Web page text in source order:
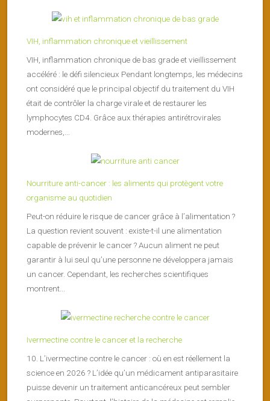
VIH, inflammation chronique et vieillissement
VIH, inflammation chronique de bas grade et vieillissement
accéléré : le défi silencieux Pendant longtemps, les médecins
ont considéré que le principal objectif du traitement du VIH
était de contrôler la charge virale et de restaurer les
lymphocytes CD4. Grâce aux thérapies antirétrovirales
modernes,...
Nourriture anti-cancer : les aliments qui protègent votre
organisme au quotidien
Peut-on réduire le risque de cancer grâce à l’alimentation ?
La question revient souvent : existe-t-il une alimentation
capable de prévenir le cancer ? Aucun aliment ne peut
garantir à lui seul qu’une personne ne développera jamais
un cancer. Cependant, les recherches scientifiques
montrent...
Ivermectine contre le cancer et la recherche
10. L’ivermectine contre le cancer : où en est réellement la
science en 2026 ? L’idée qu’un médicament antiparasitaire
puisse devenir un traitement anticancéreux peut sembler